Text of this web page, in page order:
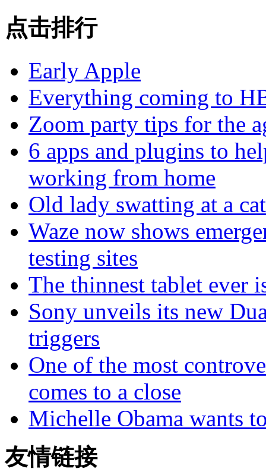
点击排行
Early Apple
Everything coming to
Zoom party tips for the
6 apps and plugins to
working from home
Old lady swatting at a
Waze now shows
testing sites
The thinnest tablet ever
Sony unveils its new
triggers
One of the most
comes to a close
Michelle Obama wants
友情链接